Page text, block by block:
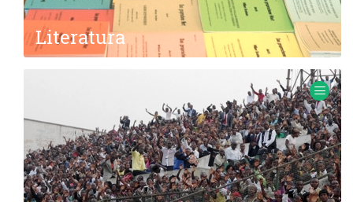
Literatura